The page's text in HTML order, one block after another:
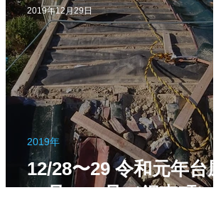
令和5年台風7号綾部市
震
県沖地震（桑折町）
12/28〜29 令和元年台風
15号・19号（鋸南町）
2019年
2019年12月29日